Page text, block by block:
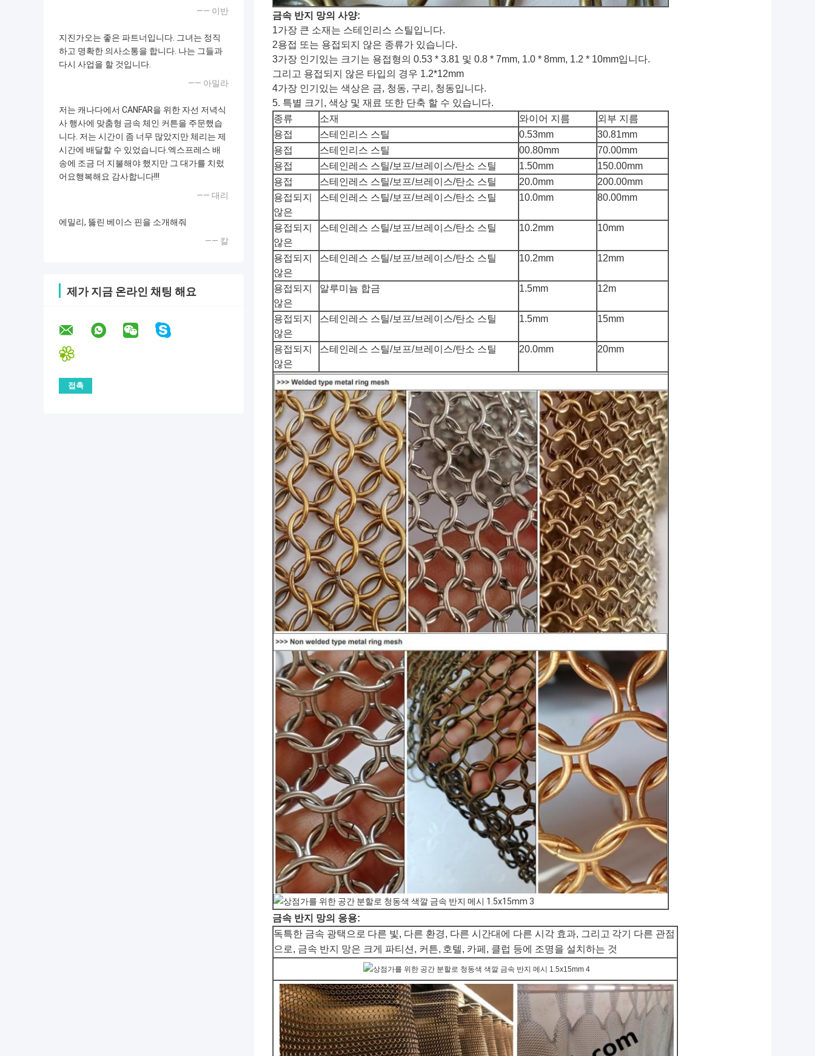
—— 이반
지진가오는 좋은 파트너입니다. 그녀는 정직
하고 명확한 의사소통을 합니다. 나는 그들과
다시 사업을 할 것입니다.
—— 아밀라
저는 캐나다에서 CANFAR을 위한 자선 저녁식
사 행사에 맞춤형 금속 체인 커튼을 주문했습
니다. 저는 시간이 좀 너무 많았지만 체리는 제
시간에 배달할 수 있었습니다.엑스프레스 배
송에 조금 더 지불해야 했지만 그 대가를 치렀
어요행복해요 감사합니다!!!
—— 대리
에밀리, 뚫린 베이스 핀을 소개해줘
—— 칼
제가 지금 온라인 채팅 해요
금속 반지 망의 사양:
1가장 큰 소재는 스테인리스 스틸입니다.
2용접 또는 용접되지 않은 종류가 있습니다.
3가장 인기있는 크기는 용접형의 0.53 * 3.81 및 0.8 * 7mm, 1.0 * 8mm, 1.2 * 10mm입니다.
그리고 용접되지 않은 타입의 경우 1.2*12mm
4가장 인기있는 색상은 금, 청동, 구리, 청동입니다.
5. 특별 크기, 색상 및 재료 또한 단축 할 수 있습니다.
종류
소재 와이어 지름
외부 지름
용접
스테인리스 스틸 0.53mm
30.81mm
용접
스테인리스 스틸 00.80mm
70.00mm
용접
스테인레스 스틸/보프/브레이스/탄소 스틸 1.50mm
150.00mm
용접
스테인레스 스틸/보프/브레이스/탄소 스틸 20.0mm
200.00mm
용접되지
않은
스테인레스 스틸/보프/브레이스/탄소 스틸 10.0mm 80.00mm
용접되지
않은
스테인레스 스틸/보프/브레이스/탄소 스틸 10.2mm 10mm
용접되지
않은
스테인레스 스틸/보프/브레이스/탄소 스틸 10.2mm 12mm
용접되지
않은
알루미늄 합금 1.5mm 12m
용접되지
않은
스테인레스 스틸/보프/브레이스/탄소 스틸 1.5mm 15mm
용접되지
않은
스테인레스 스틸/보프/브레이스/탄소 스틸 20.0mm 20mm
금속 반지 망의 응용:
독특한 금속 광택으로 다른 빛, 다른 환경, 다른 시간대에 다른 시각 효과, 그리고 각기 다른 관점
으로, 금속 반지 망은 크게 파티션, 커튼, 호텔, 카페, 클럽 등에 조명을 설치하는 것